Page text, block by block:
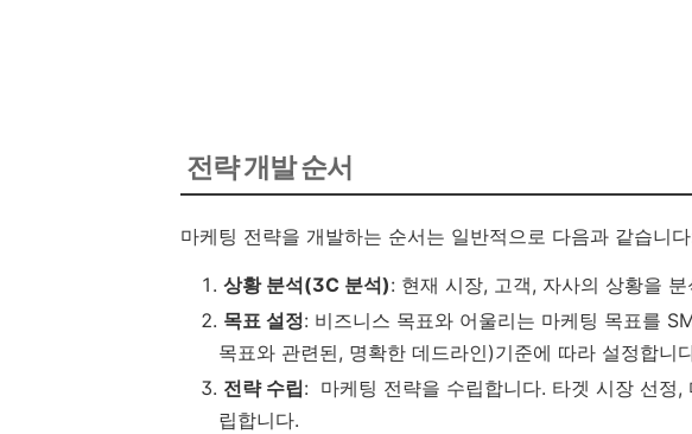
전략 개발 순서
마케팅 전략을 개발하는 순서는 일반적으로 다음과 같습니
상황 분석(3C 분석): 현재 시장, 고객, 자사의 상황을 분
목표 설정: 비즈니스 목표와 어울리는 마케팅 목표를
목표와 관련된, 명확한 데드라인)기준에 따라 설정합니
전략 수립: 마케팅 전략을 수립합니다. 타겟 시장 선정
립합니다.